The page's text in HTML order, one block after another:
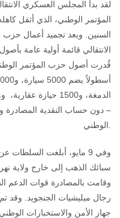
لقد بدأ المجلس العسكري
المؤتمر الوطني، الذي أثقل
السنين. وبعد تجميد أعمال
الانتقالي قائمة أولية عامة
– دون حساب النقدية المصادرة
وفي 9 مايو، أبلغت
سبائك الذهب إلى خارج ولاية نهر
وقامت بالمصادرة قوات الدعم
جهاز الأمن والاستخبارات